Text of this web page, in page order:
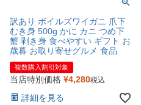
訳あり ボイルズワイガニ 爪下
むき身 500g かに カニ つめ下
蟹 剥き身 食べやすい ギフト お
歳暮 お取り寄せグルメ 食品
複数購入割引対象
当店特別価格 ¥4,280税込
詳細を見る